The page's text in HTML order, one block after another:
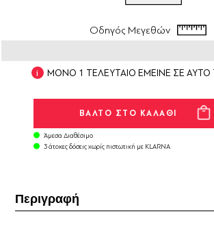
Οδηγός Μεγεθών
ΜΟΝΟ 1 ΤΕΛΕΥΤΑΙΟ ΕΜΕΙΝΕ ΣΕ
Άμεσα Διαθέσιμο
3 άτοκες δόσεις χωρίς πιστωτική με KLARNA
Περιγραφή